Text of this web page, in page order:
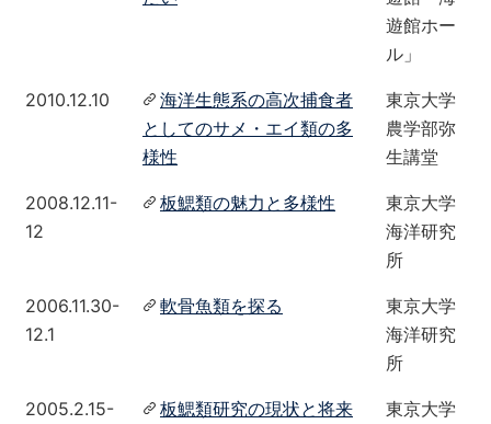
遊館ホー
ル」
2010.12.10
海洋生態系の高次捕食者
としてのサメ・エイ類の多
様性
東京大学
農学部弥
生講堂
2008.12.11-
12
板鰓類の魅力と多様性
東京大学
海洋研究
所
2006.11.30-
12.1
軟骨魚類を探る
東京大学
海洋研究
所
2005.2.15-
板鰓類研究の現状と将来
東京大学